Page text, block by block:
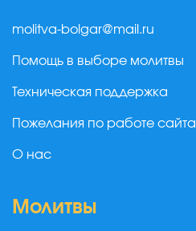
molitva-bolgar@mail.ru
Помощь в выборе молитвы
Техническая поддержка
Пожелания по работе сайта
О нас
Молитвы